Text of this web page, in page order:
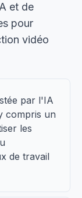
et de
pour
vidéo
par l'IA
compris un
les
de travail